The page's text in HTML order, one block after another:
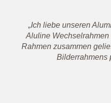
„Ich liebe unseren
Aluline
Rahmen zusammen
Bilderrahmens